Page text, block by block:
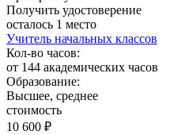
Получить удостоверение
осталось 1 место
Учитель начальных классов
Кол-во часов:
от 144 академических часов
Образование:
Высшее, среднее
стоимость
10 600 ₽